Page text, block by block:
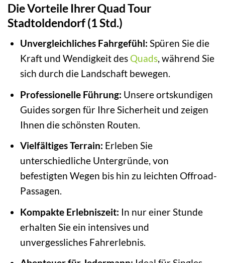
Die Vorteile Ihrer Quad Tour
Stadtoldendorf (1 Std.)
Unvergleichliches Fahrgefühl: Spüren Sie die
Kraft und Wendigkeit des Quads, während Sie
sich durch die Landschaft bewegen.
Professionelle Führung: Unsere ortskundigen
Guides sorgen für Ihre Sicherheit und zeigen
Ihnen die schönsten Routen.
Vielfältiges Terrain: Erleben Sie
unterschiedliche Untergründe, von
befestigten Wegen bis hin zu leichten Offroad-
Passagen.
Kompakte Erlebniszeit: In nur einer Stunde
erhalten Sie ein intensives und
unvergessliches Fahrerlebnis.